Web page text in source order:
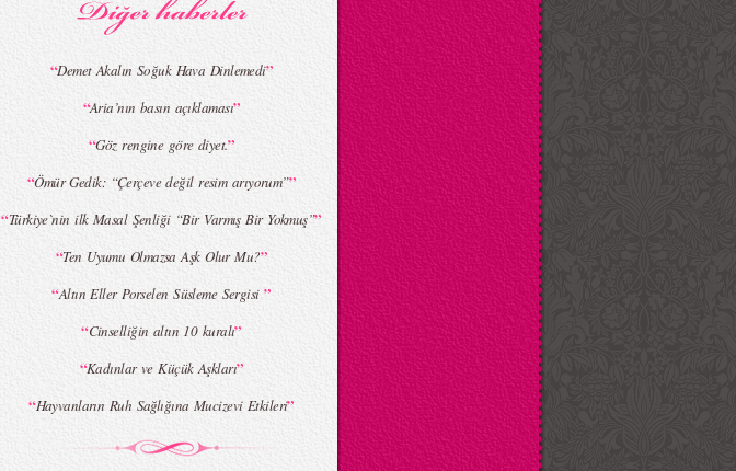
“Demet Akalın Soğuk Hava Dinlemedi”
“Aria’nın basın açıklaması”
“Göz rengine göre diyet.”
“Ömür Gedik: “Çerçeve değil resim arıyorum””
“Türkiye`nin ilk Masal Şenliği “Bir Varmış Bir Yokmuş””
“Ten Uyumu Olmazsa Aşk Olur Mu?”
“Altın Eller Porselen Süsleme Sergisi”
“Cinselliğin altın 10 kuralı”
“Kadınlar ve Küçük Aşkları”
“Hayvanların Ruh Sağlığına Mucizevi Etkileri”